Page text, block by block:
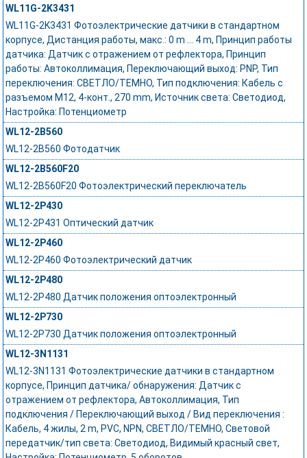
WL11G-2K3431
WL11G-2K3431 Фотоэлектрические датчики в стандартном
корпусе, Дистанция работы, макс.: 0 m ... 4 m, Принцип работы
датчика: Датчик с отражением от рефлектора, Принцип
работы: Автоколлимация, Переключающий выход: PNP, Тип
переключения: СВЕТЛО/ТЕМНО, Тип подключения: Кабель с
разъемом M12, 4-конт., 270 mm, Источник света: Светодиод,
Настройка: Потенциометр
WL12-2B560
WL12-2B560 Фотодатчик
WL12-2B560F20
WL12-2B560F20 Фотоэлектрический переключатель
WL12-2P430
WL12-2P431 Оптический датчик
WL12-2P460
WL12-2P460 Фотоэлектрический датчик
WL12-2P480
WL12-2P480 Датчик положения оптоэлектронный
WL12-2P730
WL12-2P730 Датчик положения оптоэлектронный
WL12-3N1131
WL12-3N1131 Фотоэлектрические датчики в стандартном
корпусе, Принцип датчика/ обнаружения: Датчик с
отражением от рефлектора, Автоколлимация, Тип
подключения / Переключающий выход / Вид переключения :
Кабель, 4 жилы, 2 m, PVC, NPN, СВЕТЛО/ТЕМНО, Световой
передатчик/тип света: Светодиод, Видимый красный свет,